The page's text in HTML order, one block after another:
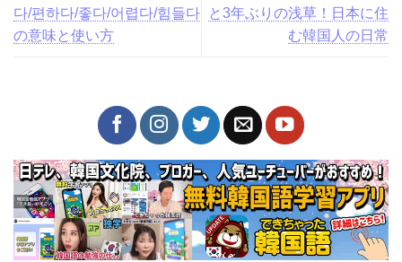
【韓国語講座 初級】~기 쉽
다/편하다/좋다/어렵다/힘들
韓国語先生と結婚？日韓夫
婦と3年ぶりの浅草！日本に